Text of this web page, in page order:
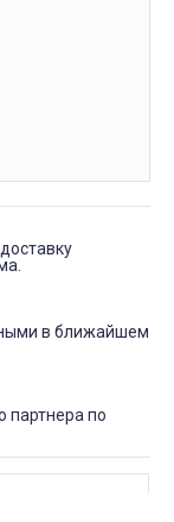
в ближайшем
партнера по